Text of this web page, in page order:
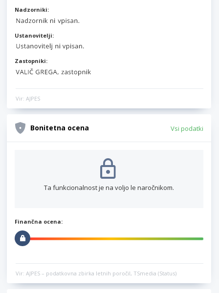
Nadzorniki:
Ustanovitelji:
Zastopniki:
Vir: AJPES
Bonitetna ocena Vsi podatki
Ta funkcionalnost je na voljo le naročnikom.
Finančna ocena:
Vir: AJPES – podatkovna zbirka letnih poročil, TSmedia (Status)